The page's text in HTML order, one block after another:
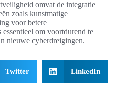
omvat de integratie
zoals kunstmatige
voor betere
om voortdurend te
nieuwe cyberdreigingen.
Twitter LinkedIn